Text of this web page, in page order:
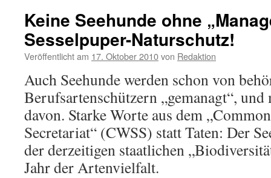
Keine Seehunde ohne
Sesselpuper-Naturschutz!
Veröffentlicht am 17. Oktober 2010von Redaktion
Auch Seehunde werden schon von
Berufsartenschützern „gemanagt“,
davon. Starke Worte aus dem
Secretariat“ (CWSS) statt Taten: Der
der derzeitigen staatlichen
Jahr der Artenvielfalt.